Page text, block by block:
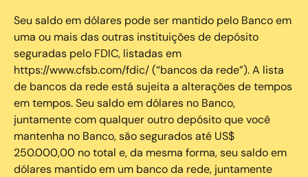
Seu saldo em dólares pode ser mantido pelo Banco em
uma ou mais das outras instituições de depósito
seguradas pelo FDIC, listadas em
https://www.cfsb.com/fdic/ (“bancos da rede”). A lista
de bancos da rede está sujeita a alterações de tempos
em tempos. Seu saldo em dólares no Banco,
juntamente com qualquer outro depósito que você
mantenha no Banco, são segurados até US$
250.000,00 no total e, da mesma forma, seu saldo em
dólares mantido em um banco da rede, juntamente